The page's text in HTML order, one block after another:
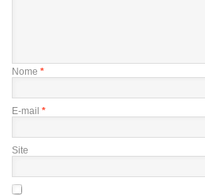
Nome *
E-mail *
Site